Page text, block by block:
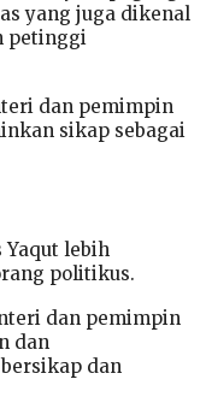
yang juga dikenal
petinggi
dan pemimpin
sikap sebagai
Yaqut lebih
politikus.
dan pemimpin
dan
dan